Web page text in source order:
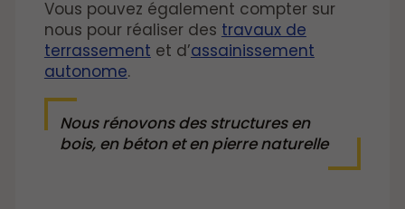
Vous pouvez également compter sur
nous pour réaliser des travaux de
terrassement et d’assainissement
autonome.
Nous rénovons des structures en
bois, en béton et en pierre naturelle